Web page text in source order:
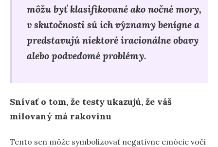
môžu byť klasifikované ako nočné mory,
v skutočnosti sú ich významy benígne a
predstavujú niektoré iracionálne obavy
alebo podvedomé problémy.
Snívať o tom, že testy ukazujú, že váš
milovaný má rakovinu
Tento sen môže symbolizovať negatívne emócie voči